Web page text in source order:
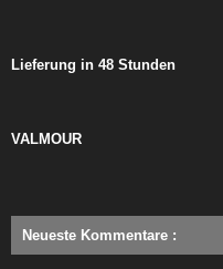
Lieferung in 48 Stunden
VALMOUR
Neueste Kommentare :